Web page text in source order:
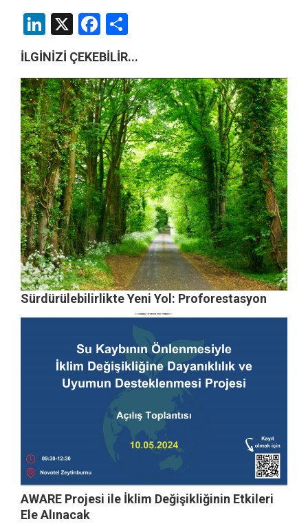
LinkedIn
X Facebook
İLGİNİZİ ÇEKEBİLİR...
Sürdürülebilirlikte Yeni Yol: Proforestasyon
AWARE Projesi ile İklim Değişikliğinin Etkileri
Ele Alınacak